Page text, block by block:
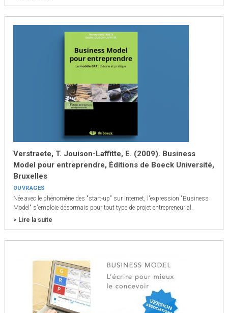
Verstraete, T. Jouison-Laffitte, E. (2009). Business
Model pour entreprendre, Éditions de Boeck Université,
Bruxelles
OUVRAGES
Née avec le phénomène des "start-up" sur Internet, l'expression "Business
Model" s'emploie désormais pour tout type de projet entrepreneurial.
> Lire la suite